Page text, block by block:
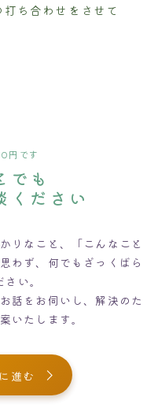
ち合わせをさせて
円です
でも
ください
りなこと、「こんなこと
わず、何でもざっくばら
い。
話をお伺いし、解決のた
いたします。
進む